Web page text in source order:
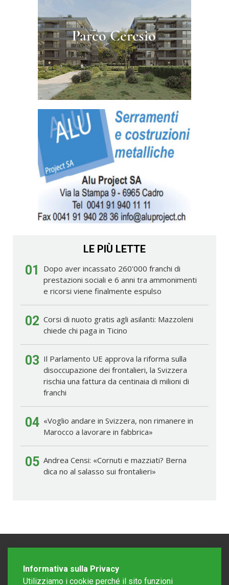
LE PIÙ LETTE
01
Dopo aver incassato 260'000 franchi di
prestazioni sociali e 6 anni tra ammonimenti
e ricorsi viene finalmente espulso
02 Corsi di nuoto gratis agli asilanti: Mazzoleni
chiede chi paga in Ticino
03 Il Parlamento UE approva la riforma sulla
disoccupazione dei frontalieri, la Svizzera
rischia una fattura da centinaia di milioni di
franchi
04 «Voglio andare in Svizzera, non rimanere in
Marocco a lavorare in fabbrica»
05 Andrea Censi: «Cornuti e mazziati? Berna
dica no al salasso sui frontalieri»
Informativa sulla Privacy
Utilizziamo i cookie perché il sito funzioni